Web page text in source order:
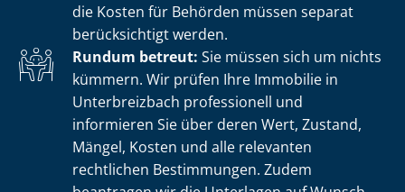
die Kosten für Behörden müssen separat
berücksichtigt werden.
Rundum betreut: Sie müssen sich um nichts
kümmern. Wir prüfen Ihre Immobilie in
Unterbreizbach professionell und
informieren Sie über deren Wert, Zustand,
Mängel, Kosten und alle relevanten
rechtlichen Bestimmungen. Zudem